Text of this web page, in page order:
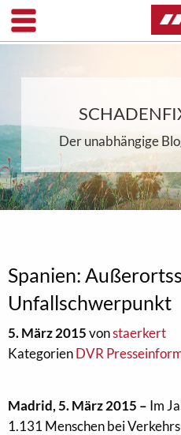
Der unabhängige
Spanien:
Unfallschwerpunkt
5. März 2015vonstaerkert
KategorienDVR
Madrid, 5. März 2015 – Im
1.131 Menschen bei